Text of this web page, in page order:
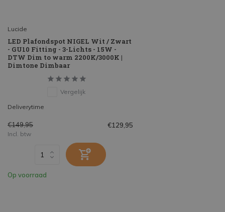
Lucide
LED Plafondspot NIGEL Wit / Zwart
- GU10 Fitting - 3-Lichts - 15W -
DTW Dim to warm 2200K/3000K |
Dimtone Dimbaar
Vergelijk
Deliverytime
€149,95 €129,95
Incl. btw
Op voorraad